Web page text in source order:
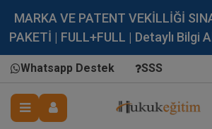
MARKA VE PATENT VEKİLLİĞİ
PAKETİ | FULL+FULL | Detaylı Bilgi
Whatsapp Destek SSS